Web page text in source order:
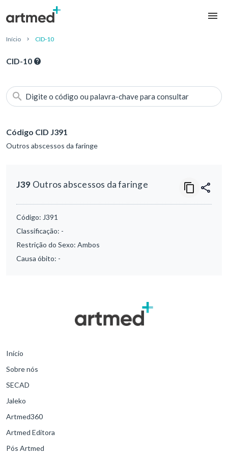
Início CID-10
CID-10
Digite o código ou palavra-chave para consultar
Código CID J391
Outros abscessos da faringe
J39 Outros abscessos da faringe
Código: J391
Classificação: -
Restrição do Sexo: Ambos
Causa óbito: -
Início
Sobre nós
SECAD
Jaleko
Artmed360
Artmed Editora
Pós Artmed